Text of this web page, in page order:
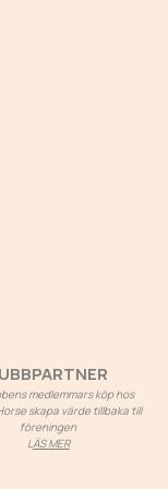
medlemmars köp hos
skapa värde tillbaka till
föreningen
LÄS MER